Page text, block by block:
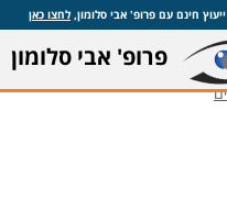
לחצו כאן
פרופ' אבי סלומון